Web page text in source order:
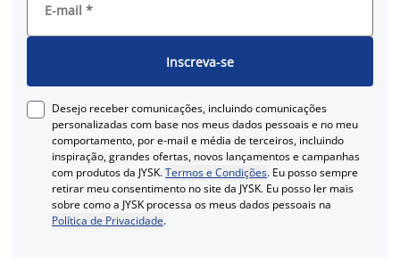
E-mail *
Inscreva-se
Desejo receber comunicações, incluindo comunicações
personalizadas com base nos meus dados pessoais e no meu
comportamento, por e-mail e média de terceiros, incluindo
inspiração, grandes ofertas, novos lançamentos e campanhas
com produtos da JYSK.Termos e Condições. Eu posso sempre
retirar meu consentimento no site da JYSK. Eu posso ler mais
sobre como a JYSK processa os meus dados pessoais na
Política de Privacidade.